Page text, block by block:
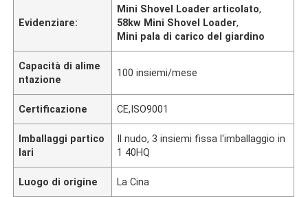
Evidenziare:
Mini Shovel Loader articolato,
58kw Mini Shovel Loader,
Mini pala di carico del giardino
Capacità di alime
ntazione
100 insiemi/mese
Certificazione CE,ISO9001
Imballaggi partico
lari
Il nudo, 3 insiemi fissa l'imballaggio in
1 40HQ
Luogo di origine La Cina